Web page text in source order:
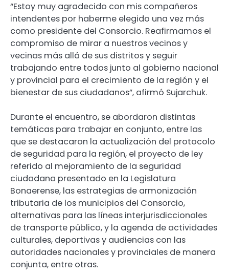
“Estoy muy agradecido con mis compañeros
intendentes por haberme elegido una vez más
como presidente del Consorcio. Reafirmamos el
compromiso de mirar a nuestros vecinos y
vecinas más allá de sus distritos y seguir
trabajando entre todos junto al gobierno nacional
y provincial para el crecimiento de la región y el
bienestar de sus ciudadanos”, afirmó Sujarchuk.
Durante el encuentro, se abordaron distintas
temáticas para trabajar en conjunto, entre las
que se destacaron la actualización del protocolo
de seguridad para la región, el proyecto de ley
referido al mejoramiento de la seguridad
ciudadana presentado en la Legislatura
Bonaerense, las estrategias de armonización
tributaria de los municipios del Consorcio,
alternativas para las líneas interjurisdiccionales
de transporte público, y la agenda de actividades
culturales, deportivas y audiencias con las
autoridades nacionales y provinciales de manera
conjunta, entre otras.